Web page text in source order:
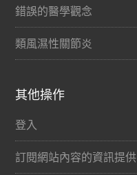
錯誤的醫學觀念
類風濕性關節炎
其他操作
登入
訂閱網站內容的資訊提供